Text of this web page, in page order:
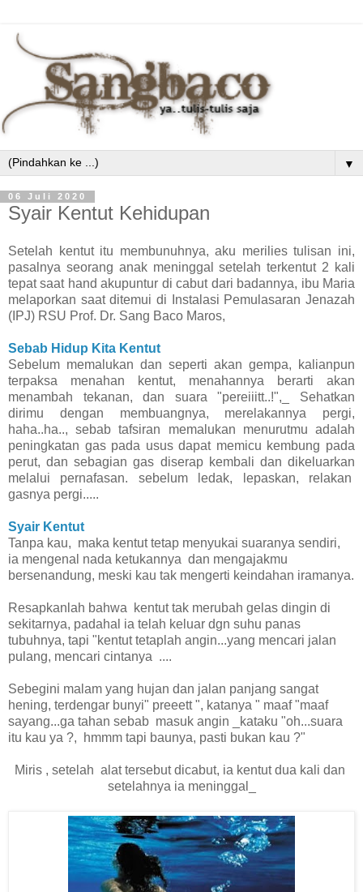
▼
06 Juli 2020
Syair Kentut Kehidupan
Setelah kentut itu membunuhnya, aku merilies tulisan ini,
pasalnya seorang anak meninggal setelah terkentut 2 kali
tepat saat hand akupuntur di cabut dari badannya, ibu Maria
melaporkan saat ditemui di
Instalasi Pemulasaran Jenazah
(IPJ) RSU Prof. Dr. Sang Baco Maros,
Sebab Hidup Kita Kentut
Sebelum memalukan dan seperti akan gempa, kalianpun
terpaksa menahan kentut, menahannya berarti akan
menambah tekanan, dan suara "pereiiitt..!",_ Sehatkan
dirimu dengan membuangnya, merelakannya pergi,
haha..ha.., sebab tafsiran memalukan menurutmu adalah
peningkatan gas pada usus dapat memicu kembung pada
perut, dan sebagian gas diserap kembali dan dikeluarkan
melalui pernafasan. sebelum ledak, lepaskan, relakan
gasnya pergi.....
Syair Kentut
Tanpa kau, maka kentut tetap menyukai suaranya sendiri,
ia mengenal nada ketukannya dan mengajakmu
bersenandung, meski kau tak mengerti keindahan iramanya.
Resapkanlah bahwa kentut tak merubah gelas dingin di
sekitarnya, padahal ia telah keluar dgn suhu panas
tubuhnya, tapi "kentut tetaplah angin...yang mencari jalan
pulang, mencari cintanya ....
Sebegini malam yang hujan dan jalan panjang sangat
hening, terdengar bunyi" preeett ", katanya " maaf "maaf
sayang...ga tahan sebab masuk angin _kataku "oh...suara
itu kau ya ?, hmmm tapi baunya, pasti bukan kau ?"
Miris , setelah alat tersebut dicabut, ia kentut dua kali dan
setelahnya ia meninggal_